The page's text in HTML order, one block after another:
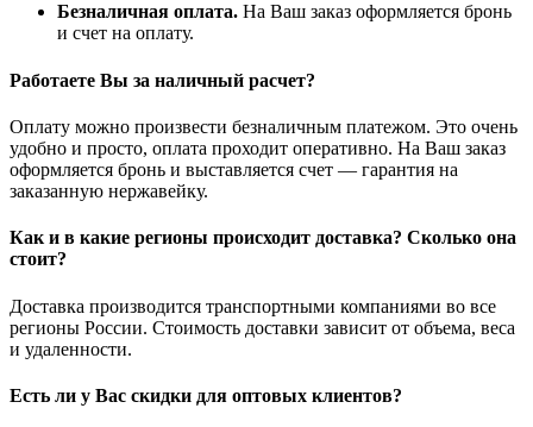
Безналичная оплата. На Ваш заказ оформляется бронь
и счет на оплату.
Работаете Вы за наличный расчет?
Оплату можно произвести безналичным платежом. Это очень
удобно и просто, оплата проходит оперативно. На Ваш заказ
оформляется бронь и выставляется счет — гарантия на
заказанную нержавейку.
Как и в какие регионы происходит доставка? Сколько она
стоит?
Доставка производится транспортными компаниями во все
регионы России. Стоимость доставки зависит от объема, веса
и удаленности.
Есть ли у Вас скидки для оптовых клиентов?